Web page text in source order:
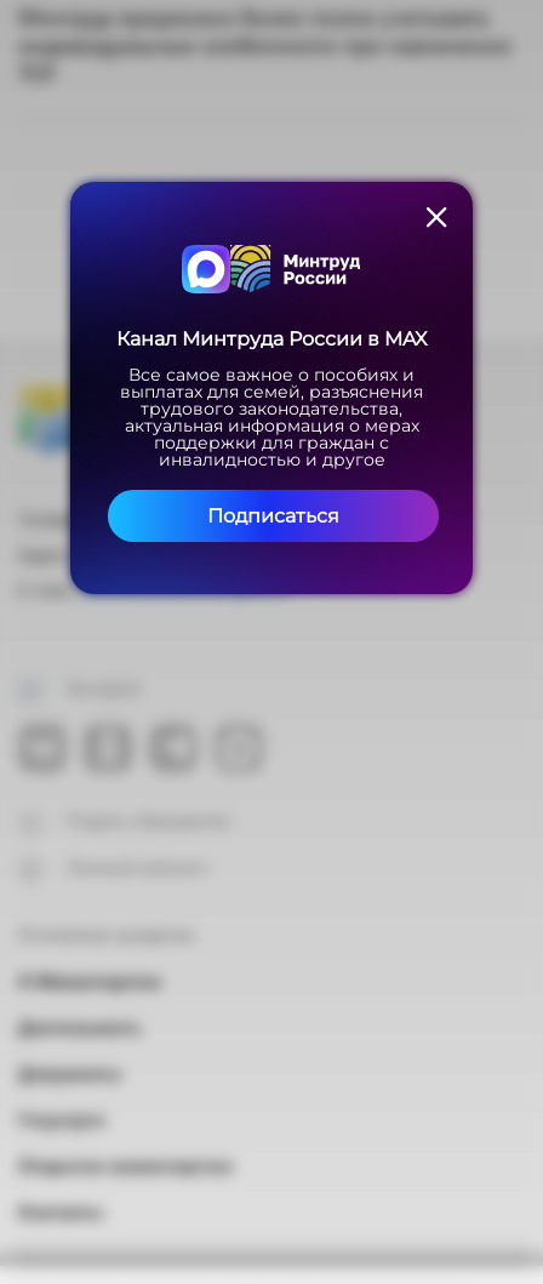
Минтруд предложил более полно учитывать
индивидуальные особенности при назначении
Министерство труда
и социальной защиты
Российской Федерации
Телефон: +7 (495) 587-88-89
E-mail:mintrud@mintrud.gov.ru
О Министерстве
Деятельность
Документы
Госуслуги
Открытое министерство
Контакты
Канал Минтруда России в MAX
Все самое важное о пособиях и
выплатах для семей, разъяснения
трудового законодательства,
актуальная информация о мерах
поддержки для граждан с
инвалидностью и другое
Подписаться
Канал Минтруда России в MAX
Все самое важное о пособиях и
выплатах для семей, разъяснения
трудового законодательства,
актуальная информация о мерах
поддержки для граждан с
инвалидностью и другое
Подписаться